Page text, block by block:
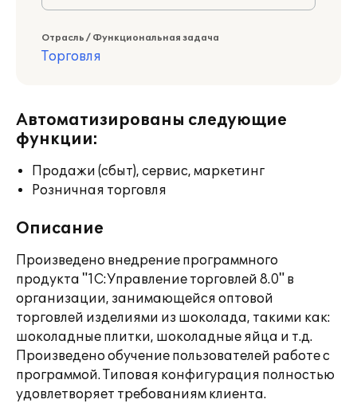
Отрасль / Функциональная задача
Торговля
Автоматизированы следующие
функции:
Продажи (сбыт), сервис, маркетинг
Розничная торговля
Описание
Произведено внедрение программного
продукта "1С:Управление торговлей 8.0" в
организации, занимающейся оптовой
торговлей изделиями из шоколада, такими как:
шоколадные плитки, шоколадные яйца и т.д.
Произведено обучение пользователей работе с
программой. Типовая конфигурация полностью
удовлетворяет требованиям клиента.